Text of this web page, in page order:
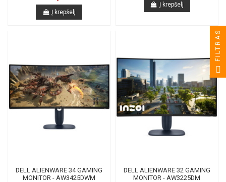
Į krepšelį
Į krepšelį
DELL ALIENWARE 34 GAMING
MONITOR - AW3425DWM
DELL ALIENWARE 32 GAMING
MONITOR - AW3225DM
FILTRAS